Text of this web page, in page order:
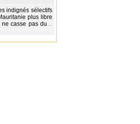
indignés sélectifs
plus libre
ne casse pas du